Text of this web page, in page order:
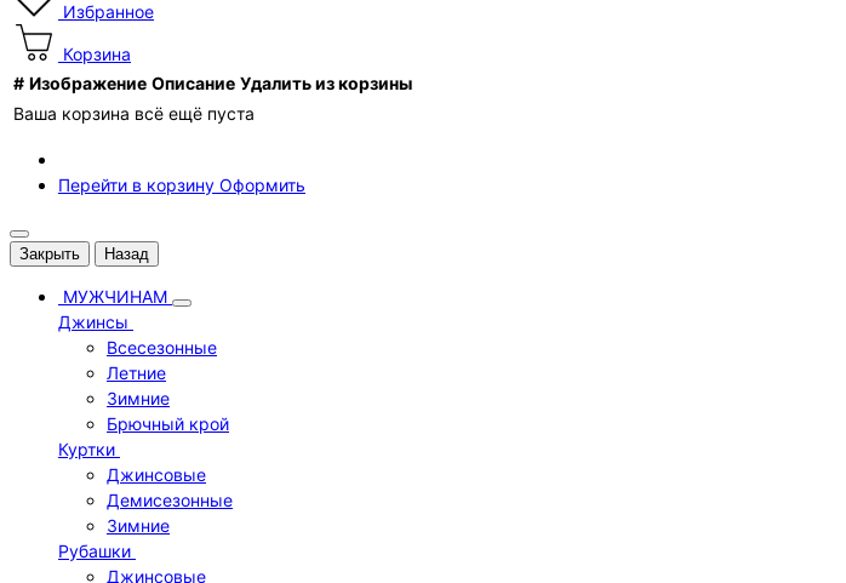
Избранное
Корзина
# Изображение Описание Удалить из корзины
Ваша корзина всё ещё пуста
Перейти в корзину Оформить
Закрыть Назад
МУЖЧИНАМ
Джинсы
Всесезонные
Летние
Зимние
Брючный крой
Куртки
Джинсовые
Демисезонные
Зимние
Рубашки
Джинсовые